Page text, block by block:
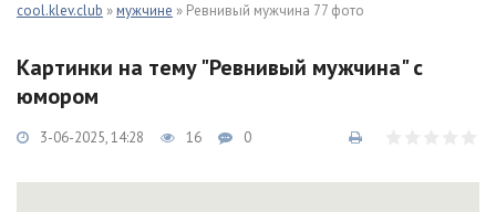
cool.klev.club »мужчине » Ревнивый мужчина 77 фото
Картинки на тему "Ревнивый мужчина" с
юмором
3-06-2025, 14:28 16 0